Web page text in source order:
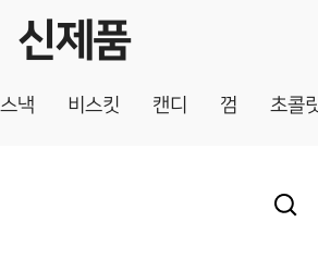
신제품
스낵 비스킷 캔디 껌 초콜